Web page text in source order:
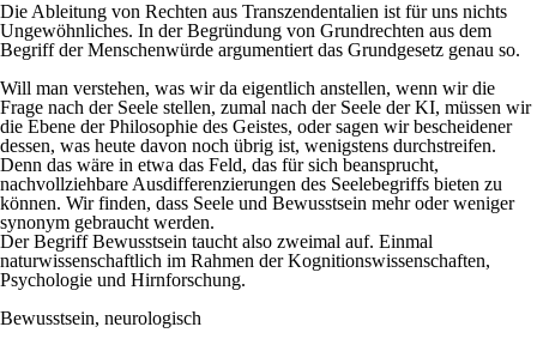
Die Ableitung von Rechten aus Transzendentalien ist für uns nichts
Ungewöhnliches. In der Begründung von Grundrechten aus dem
Begriff der Menschenwürde argumentiert das Grundgesetz genau so.
Will man verstehen, was wir da eigentlich anstellen, wenn wir die
Frage nach der Seele stellen, zumal nach der Seele der KI, müssen wir
die Ebene der Philosophie des Geistes, oder sagen wir bescheidener
dessen, was heute davon noch übrig ist, wenigstens durchstreifen.
Denn das wäre in etwa das Feld, das für sich beansprucht,
nachvollziehbare Ausdifferenzierungen des Seelebegriffs bieten zu
können. Wir finden, dass Seele und Bewusstsein mehr oder weniger
synonym gebraucht werden.
Der Begriff Bewusstsein taucht also zweimal auf. Einmal
naturwissenschaftlich im Rahmen der Kognitionswissenschaften,
Psychologie und Hirnforschung.
Bewusstsein, neurologisch